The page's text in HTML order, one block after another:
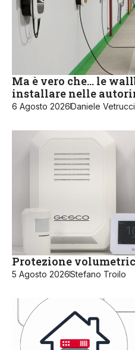
Ma è vero che… le
installare nelle
6 Agosto 2026Daniele Vetrucci
Protezione
5 Agosto 2026Stefano Troilo